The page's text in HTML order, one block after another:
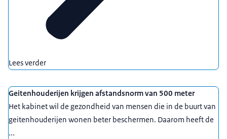
Lees verder
Geitenhouderijen krijgen afstandsnorm van 500 meter
Het kabinet wil de gezondheid van mensen die in de buurt van
geitenhouderijen wonen beter beschermen. Daarom heeft de
...